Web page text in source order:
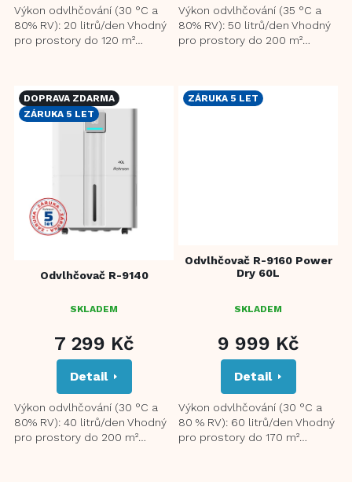
Výkon odvlhčování (30 °C a
80% RV): 20 litrů/den Vhodný
pro prostory do 120 m²
Výkon odvlhčování (35 °C a
80% RV): 50 litrů/den Vhodný
pro prostory do 200 m²
DOPRAVA ZDARMA
ZÁRUKA 5 LET
Odvlhčovač R-9140
PRŮMĚRNÉ
PRODUKTU
5
HVĚZDIČEK.
SKLADEM
7 299 Kč
Detail
Výkon odvlhčování (30 °C a
80% RV): 40 litrů/den Vhodný
pro prostory do 200 m²
ZÁRUKA 5 LET
Odvlhčovač R-9160 Power
Dry 60L
SKLADEM
9 999 Kč
Detail
Výkon odvlhčování (30 °C a
80 % RV): 60 litrů/den Vhodný
pro prostory do 170 m²